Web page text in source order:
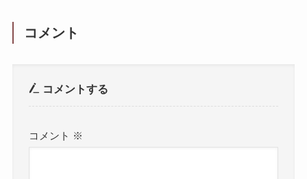
コメント
コメントする
コメント ※